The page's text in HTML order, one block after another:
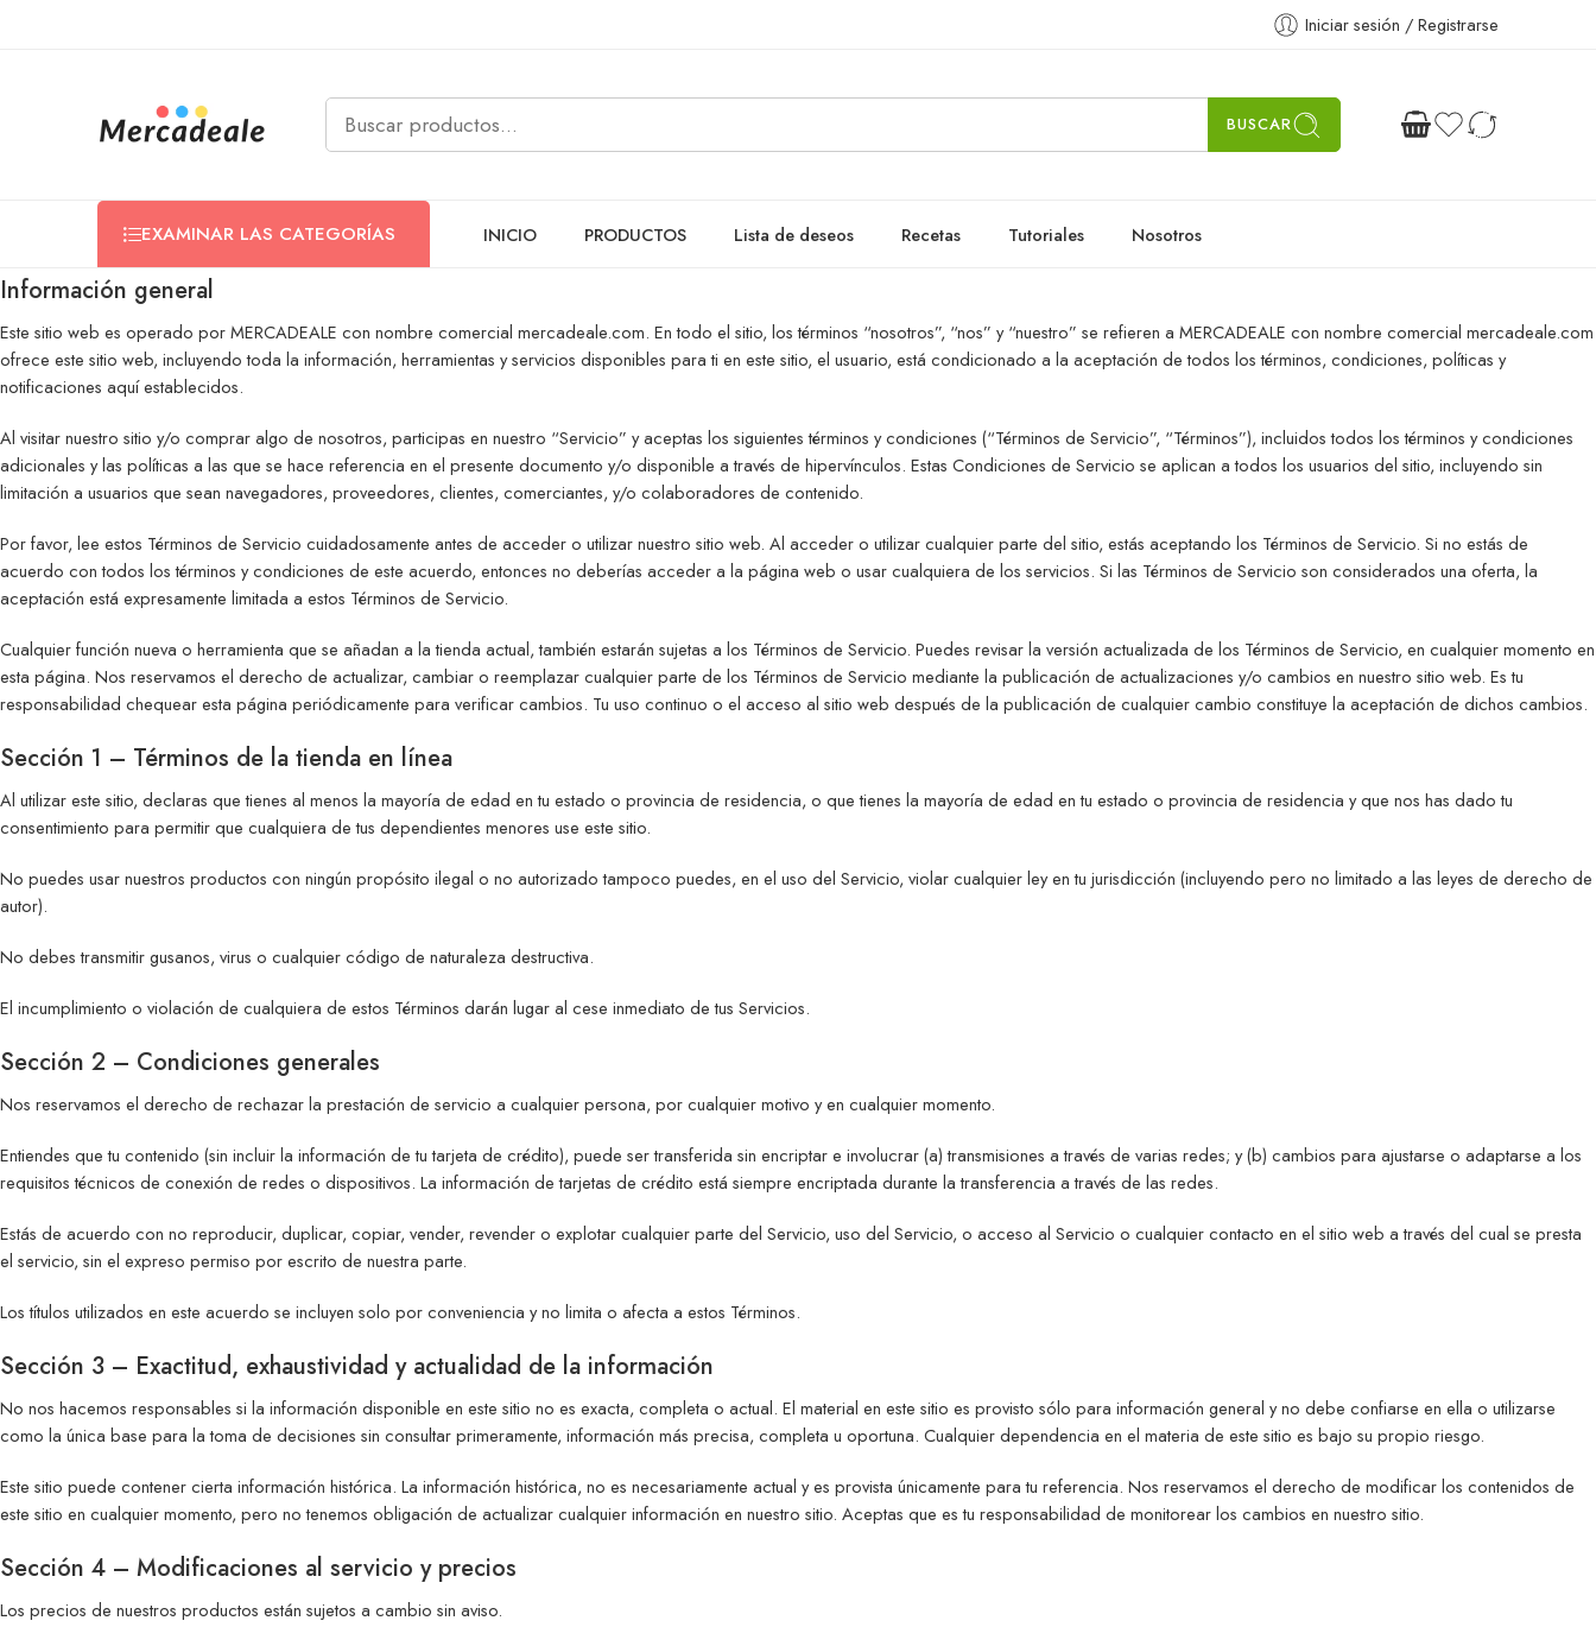
Iniciar sesión / Registrarse
BUSCAR
EXAMINAR LAS CATEGORÍAS INICIO PRODUCTOS Lista de deseos Recetas Tutoriales Nosotros
Información general
Este sitio web es operado por MERCADEALE con nombre comercial mercadeale.com. En todo el sitio, los términos “nosotros”, “nos” y “nuestro” se refieren a MERCADEALE con nombre comercial mercadeale.com
ofrece este sitio web, incluyendo toda la información, herramientas y servicios disponibles para ti en este sitio, el usuario, está condicionado a la aceptación de todos los términos, condiciones, políticas y
notificaciones aquí establecidos.
Al visitar nuestro sitio y/o comprar algo de nosotros, participas en nuestro “Servicio” y aceptas los siguientes términos y condiciones (“Términos de Servicio”, “Términos”), incluidos todos los términos y condiciones
adicionales y las políticas a las que se hace referencia en el presente documento y/o disponible a través de hipervínculos. Estas Condiciones de Servicio se aplican a todos los usuarios del sitio, incluyendo sin
limitación a usuarios que sean navegadores, proveedores, clientes, comerciantes, y/o colaboradores de contenido.
Por favor, lee estos Términos de Servicio cuidadosamente antes de acceder o utilizar nuestro sitio web. Al acceder o utilizar cualquier parte del sitio, estás aceptando los Términos de Servicio. Si no estás de
acuerdo con todos los términos y condiciones de este acuerdo, entonces no deberías acceder a la página web o usar cualquiera de los servicios. Si las Términos de Servicio son considerados una oferta, la
aceptación está expresamente limitada a estos Términos de Servicio.
Cualquier función nueva o herramienta que se añadan a la tienda actual, también estarán sujetas a los Términos de Servicio. Puedes revisar la versión actualizada de los Términos de Servicio, en cualquier momento en
esta página. Nos reservamos el derecho de actualizar, cambiar o reemplazar cualquier parte de los Términos de Servicio mediante la publicación de actualizaciones y/o cambios en nuestro sitio web. Es tu
responsabilidad chequear esta página periódicamente para verificar cambios. Tu uso continuo o el acceso al sitio web después de la publicación de cualquier cambio constituye la aceptación de dichos cambios.
Sección 1 – Términos de la tienda en línea
Al utilizar este sitio, declaras que tienes al menos la mayoría de edad en tu estado o provincia de residencia, o que tienes la mayoría de edad en tu estado o provincia de residencia y que nos has dado tu
consentimiento para permitir que cualquiera de tus dependientes menores use este sitio.
No puedes usar nuestros productos con ningún propósito ilegal o no autorizado tampoco puedes, en el uso del Servicio, violar cualquier ley en tu jurisdicción (incluyendo pero no limitado a las leyes de derecho de
autor).
No debes transmitir gusanos, virus o cualquier código de naturaleza destructiva.
El incumplimiento o violación de cualquiera de estos Términos darán lugar al cese inmediato de tus Servicios.
Sección 2 – Condiciones generales
Nos reservamos el derecho de rechazar la prestación de servicio a cualquier persona, por cualquier motivo y en cualquier momento.
Entiendes que tu contenido (sin incluir la información de tu tarjeta de crédito), puede ser transferida sin encriptar e involucrar (a) transmisiones a través de varias redes; y (b) cambios para ajustarse o adaptarse a los
requisitos técnicos de conexión de redes o dispositivos. La información de tarjetas de crédito está siempre encriptada durante la transferencia a través de las redes.
Estás de acuerdo con no reproducir, duplicar, copiar, vender, revender o explotar cualquier parte del Servicio, uso del Servicio, o acceso al Servicio o cualquier contacto en el sitio web a través del cual se presta
el servicio, sin el expreso permiso por escrito de nuestra parte.
Los títulos utilizados en este acuerdo se incluyen solo por conveniencia y no limita o afecta a estos Términos.
Sección 3 – Exactitud, exhaustividad y actualidad de la información
No nos hacemos responsables si la información disponible en este sitio no es exacta, completa o actual. El material en este sitio es provisto sólo para información general y no debe confiarse en ella o utilizarse
como la única base para la toma de decisiones sin consultar primeramente, información más precisa, completa u oportuna. Cualquier dependencia en el materia de este sitio es bajo su propio riesgo.
Este sitio puede contener cierta información histórica. La información histórica, no es necesariamente actual y es provista únicamente para tu referencia. Nos reservamos el derecho de modificar los contenidos de
este sitio en cualquier momento, pero no tenemos obligación de actualizar cualquier información en nuestro sitio. Aceptas que es tu responsabilidad de monitorear los cambios en nuestro sitio.
Sección 4 – Modificaciones al servicio y precios
Los precios de nuestros productos están sujetos a cambio sin aviso.